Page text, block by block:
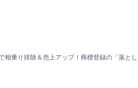
相乗り排除＆売上アップ！商標登録の「落と